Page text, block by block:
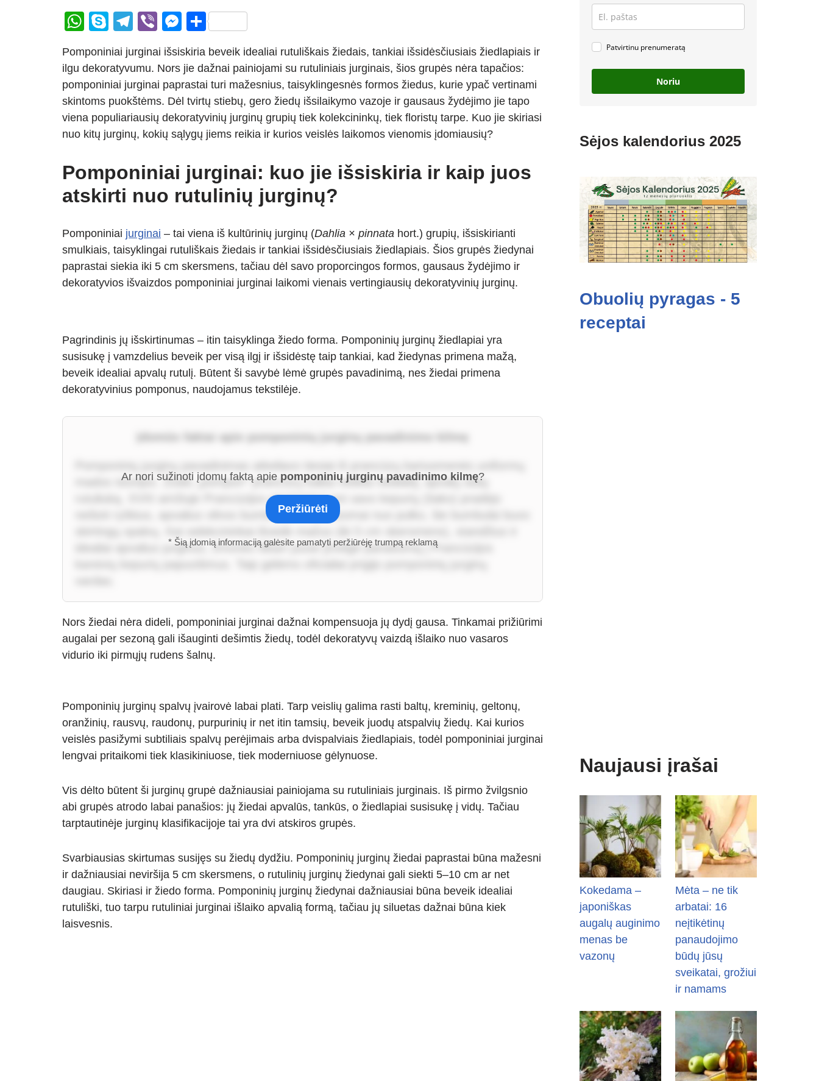
W
at
s
A
p
p
S
p
e
T
e
gr
a
m
Vi
er
M
ss
e
n
g
er
S
ar
e
Pomponiniai jurginai išsiskiria beveik idealiai rutuliškais žiedais, tankiai išsidėsčiusiais žiedlapiais ir
ilgu dekoratyvumu. Nors jie dažnai painiojami su rutuliniais jurginais, šios grupės nėra tapačios:
pomponiniai jurginai paprastai turi mažesnius, taisyklingesnės formos žiedus, kurie ypač vertinami
skintoms puokštėms. Dėl tvirtų stiebų, gero žiedų išsilaikymo vazoje ir gausaus žydėjimo jie tapo
viena populiariausių dekoratyvinių jurginų grupių tiek kolekcininkų, tiek floristų tarpe. Kuo jie skiriasi
nuo kitų jurginų, kokių sąlygų jiems reikia ir kurios veislės laikomos vienomis įdomiausių?
Pomponiniai jurginai: kuo jie išsiskiria ir kaip juos
atskirti nuo rutulinių jurginų?
Pomponiniai jurginai – tai viena iš kultūrinių jurginų (Dahlia × pinnata hort.) grupių, išsiskirianti
smulkiais, taisyklingai rutuliškais žiedais ir tankiai išsidėsčiusiais žiedlapiais. Šios grupės žiedynai
paprastai siekia iki 5 cm skersmens, tačiau dėl savo proporcingos formos, gausaus žydėjimo ir
dekoratyvios išvaizdos pomponiniai jurginai laikomi vienais vertingiausių dekoratyvinių jurginų.
Pagrindinis jų išskirtinumas – itin taisyklinga žiedo forma. Pomponinių jurginų žiedlapiai yra
susisukę į vamzdelius beveik per visą ilgį ir išsidėstę taip tankiai, kad žiedynas primena mažą,
beveik idealiai apvalų rutulį. Būtent ši savybė lėmė grupės pavadinimą, nes žiedai primena
dekoratyvinius pomponus, naudojamus tekstilėje.
Įdomūs faktai apie pomponinių jurginų pavadinimo kilmę
mados istorijos. Žodis „pompon“ prancūzų kalba reiškia nedidelį, apvalų siūlų
rutuliuką. XVIII amžiuje Prancūzijos pėstininkai ant savo kepurių (šako) pradėjo
nešioti ryškius, apvalius vilnos bumbulus. Priklausomai nuo pulko, šie bumbulai buvo
idealiai apvalius jurginus, žmonės iškart juose įžvelgė panašumą į Prancūzijos
Ar nori sužinoti įdomų faktą apie pomponinių jurginų pavadinimo kilmę?
Peržiūrėti
* Šią įdomią informaciją galėsite pamatyti peržiūrėję trumpą reklamą
Nors žiedai nėra dideli, pomponiniai jurginai dažnai kompensuoja jų dydį gausa. Tinkamai prižiūrimi
augalai per sezoną gali išauginti dešimtis žiedų, todėl dekoratyvų vaizdą išlaiko nuo vasaros
vidurio iki pirmųjų rudens šalnų.
Pomponinių jurginų spalvų įvairovė labai plati. Tarp veislių galima rasti baltų, kreminių, geltonų,
oranžinių, rausvų, raudonų, purpurinių ir net itin tamsių, beveik juodų atspalvių žiedų. Kai kurios
veislės pasižymi subtiliais spalvų perėjimais arba dvispalviais žiedlapiais, todėl pomponiniai jurginai
lengvai pritaikomi tiek klasikiniuose, tiek moderniuose gėlynuose.
Vis dėlto būtent ši jurginų grupė dažniausiai painiojama su rutuliniais jurginais. Iš pirmo žvilgsnio
abi grupės atrodo labai panašios: jų žiedai apvalūs, tankūs, o žiedlapiai susisukę į vidų. Tačiau
tarptautinėje jurginų klasifikacijoje tai yra dvi atskiros grupės.
Svarbiausias skirtumas susijęs su žiedų dydžiu. Pomponinių jurginų žiedai paprastai būna mažesni
ir dažniausiai neviršija 5 cm skersmens, o rutulinių jurginų žiedynai gali siekti 5–10 cm ar net
daugiau. Skiriasi ir žiedo forma. Pomponinių jurginų žiedynai dažniausiai būna beveik idealiai
rutuliški, tuo tarpu rutuliniai jurginai išlaiko apvalią formą, tačiau jų siluetas dažnai būna kiek
laisvesnis.
Patvirtinu prenumeratą
Noriu
Sėjos kalendorius 2025
Obuolių pyragas - 5
receptai
Naujausi įrašai
Kokedama –
japoniškas
augalų auginimo
menas be
vazonų
Mėta – ne tik
arbatai: 16
neįtikėtinų
panaudojimo
būdų jūsų
sveikatai, grožiui
ir namams